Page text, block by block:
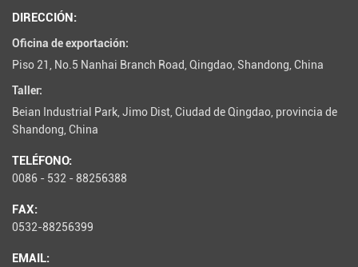
DIRECCIÓN:
Oficina de exportación:
Piso 21, No.5 Nanhai Branch Road, Qingdao, Shandong, China
Taller:
Beian Industrial Park, Jimo Dist, Ciudad de Qingdao, provincia de
Shandong, China
TELÉFONO:
0086 - 532 - 88256388
FAX:
0532-88256399
EMAIL: